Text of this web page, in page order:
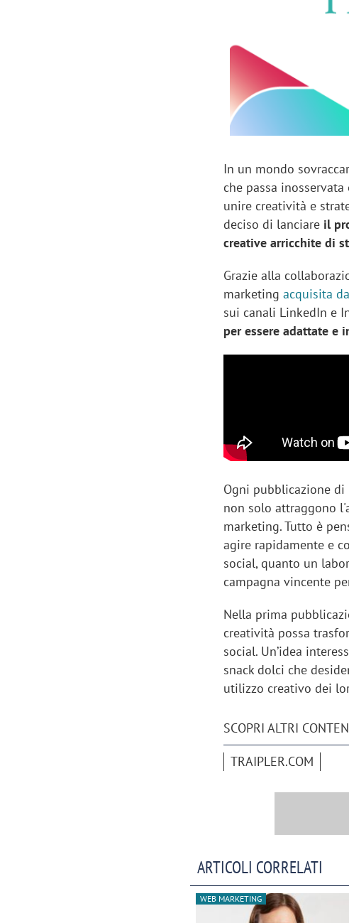
In un mondo
che passa
unire creatività e
deciso di lanciare il
creative arricchite di
Grazie alla
marketingacquisita
sui canali LinkedIn e
per essere adattate e
Ogni pubblicazione
non solo attraggono
marketing. Tutto è
agire rapidamente e
social, quanto un
campagna vincente
Nella prima
creatività possa
social. Un’idea
snack dolci che
utilizzo creativo dei
SCOPRI ALTRI
TRAIPLER.COM
ARTICOLI CORRELATI
WEB MARKETING
Manassero, Samsung Ads: «Con Total
Perez,
mercato